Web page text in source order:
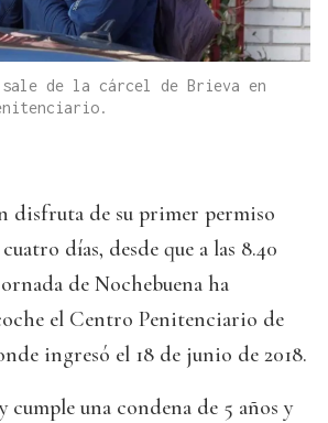
de la cárcel de Brieva en
disfruta de su primer permiso
días, desde que a las 8.40
de Nochebuena ha
el Centro Penitenciario de
ingresó el 18 de junio de 2018.
cumple una condena de 5 años y